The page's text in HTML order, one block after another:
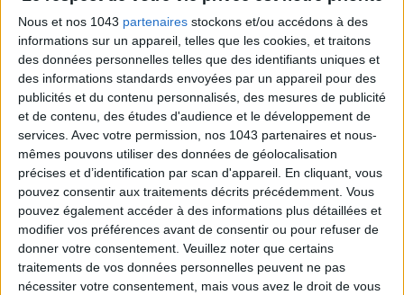
Nous et nos 1043 partenaires stockons et/ou accédons à des
informations sur un appareil, telles que les cookies, et traitons
des données personnelles telles que des identifiants uniques et
des informations standards envoyées par un appareil pour des
publicités et du contenu personnalisés, des mesures de publicité
et de contenu, des études d'audience et le développement de
services. Avec votre permission, nos 1043 partenaires et nous-
mêmes pouvons utiliser des données de géolocalisation
précises et d’identification par scan d'appareil. En cliquant, vous
pouvez consentir aux traitements décrits précédemment. Vous
pouvez également accéder à des informations plus détaillées et
modifier vos préférences avant de consentir ou pour refuser de
donner votre consentement. Veuillez noter que certains
traitements de vos données personnelles peuvent ne pas
nécessiter votre consentement, mais vous avez le droit de vous
TOUT CE QUE VOUS DEVEZ FAIRE À PARIS EN AOÛT